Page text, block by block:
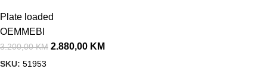
Plate loaded
OEMMEBI
3.200,00KM 2.880,00 KM
SKU: 51953